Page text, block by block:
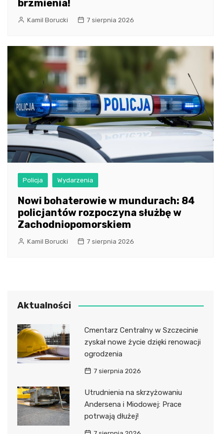
brzmienia!
Kamil Borucki 7 sierpnia 2026
Policja Wydarzenia
Nowi bohaterowie w mundurach: 84
policjantów rozpoczyna służbę w
Zachodniopomorskiem
Kamil Borucki 7 sierpnia 2026
Aktualności
Cmentarz Centralny w Szczecinie
zyskał nowe życie dzięki renowacji
ogrodzenia
7 sierpnia 2026
Utrudnienia na skrzyżowaniu
Andersena i Miodowej: Prace
potrwają dłużej!